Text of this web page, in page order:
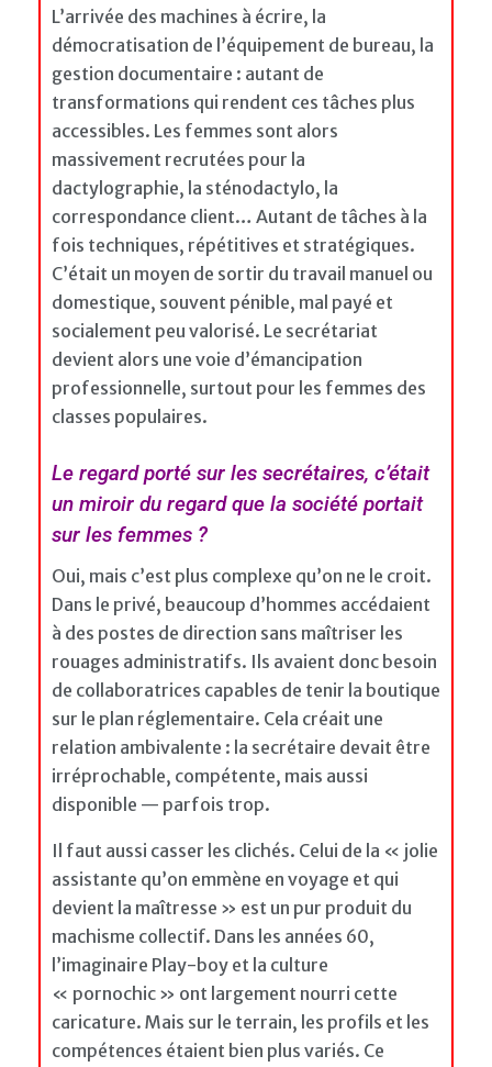
L’arrivée des machines à écrire, la
démocratisation de l’équipement de bureau, la
gestion documentaire : autant de
transformations qui rendent ces tâches plus
accessibles. Les femmes sont alors
massivement recrutées pour la
dactylographie, la sténodactylo, la
correspondance client… Autant de tâches à la
fois techniques, répétitives et stratégiques.
C’était un moyen de sortir du travail manuel ou
domestique, souvent pénible, mal payé et
socialement peu valorisé. Le secrétariat
devient alors une voie d’émancipation
professionnelle, surtout pour les femmes des
classes populaires.
Le regard porté sur les secrétaires, c’était
un miroir du regard que la société portait
sur les femmes ?
Oui, mais c’est plus complexe qu’on ne le croit.
Dans le privé, beaucoup d’hommes accédaient
à des postes de direction sans maîtriser les
rouages administratifs. Ils avaient donc besoin
de collaboratrices capables de tenir la boutique
sur le plan réglementaire. Cela créait une
relation ambivalente : la secrétaire devait être
irréprochable, compétente, mais aussi
disponible — parfois trop.
Il faut aussi casser les clichés. Celui de la « jolie
assistante qu’on emmène en voyage et qui
devient la maîtresse » est un pur produit du
machisme collectif. Dans les années 60,
l’imaginaire Play-boy et la culture
« pornochic » ont largement nourri cette
caricature. Mais sur le terrain, les profils et les
compétences étaient bien plus variés. Ce